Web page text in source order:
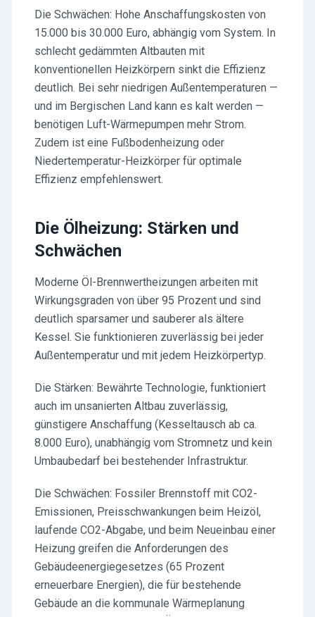
Die Schwächen: Hohe Anschaffungskosten von
15.000 bis 30.000 Euro, abhängig vom System. In
schlecht gedämmten Altbauten mit
konventionellen Heizkörpern sinkt die Effizienz
deutlich. Bei sehr niedrigen Außentemperaturen —
und im Bergischen Land kann es kalt werden —
benötigen Luft-Wärmepumpen mehr Strom.
Zudem ist eine Fußbodenheizung oder
Niedertemperatur-Heizkörper für optimale
Effizienz empfehlenswert.
Die Ölheizung: Stärken und
Schwächen
Moderne Öl-Brennwertheizungen arbeiten mit
Wirkungsgraden von über 95 Prozent und sind
deutlich sparsamer und sauberer als ältere
Kessel. Sie funktionieren zuverlässig bei jeder
Außentemperatur und mit jedem Heizkörpertyp.
Die Stärken: Bewährte Technologie, funktioniert
auch im unsanierten Altbau zuverlässig,
günstigere Anschaffung (Kesseltausch ab ca.
8.000 Euro), unabhängig vom Stromnetz und kein
Umbaubedarf bei bestehender Infrastruktur.
Die Schwächen: Fossiler Brennstoff mit CO2-
Emissionen, Preisschwankungen beim Heizöl,
laufende CO2-Abgabe, und beim Neueinbau einer
Heizung greifen die Anforderungen des
Gebäudeenergiegesetzes (65 Prozent
erneuerbare Energien), die für bestehende
Gebäude an die kommunale Wärmeplanung